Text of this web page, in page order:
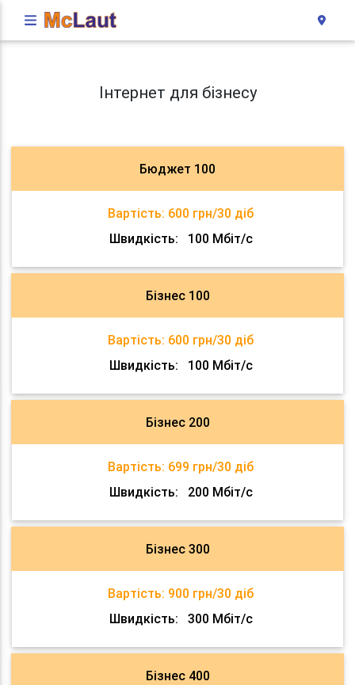
Інтернет для бізнесу
Бюджет 100
Вартість: 600 грн/30 діб
Швидкість:
100 Мбіт/с
Бізнес 100
Вартість: 600 грн/30 діб
Швидкість:
100 Мбіт/с
Бізнес 200
Вартість: 699 грн/30 діб
Швидкість:
200 Мбіт/с
Бізнес 300
Вартість: 900 грн/30 діб
Швидкість:
300 Мбіт/с
Бізнес 400